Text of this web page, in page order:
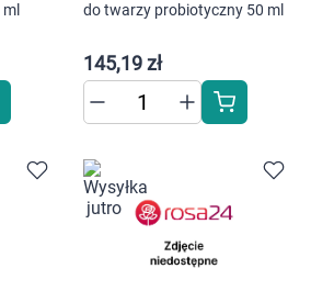
do twarzy probiotyczny 50 ml
145,19 zł